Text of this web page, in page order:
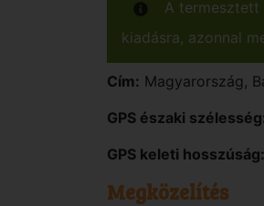
A termesztett
kiadásra, azonnal
Cím: Magyarország ,
GPS északi
GPS keleti hosszúság:
Megközelítés